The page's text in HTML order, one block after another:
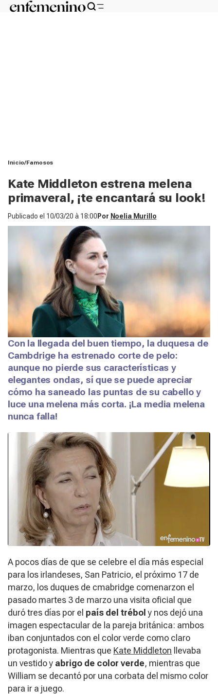
Inicio Famosos
Kate Middleton estrena melena
primaveral, ¡te encantará su look!
Publicado el 10/03/20 à 18:00 Por Noelia Murillo
Con la llegada del buen tiempo, la duquesa de
Cambdrige ha estrenado corte de pelo:
aunque no pierde sus características y
elegantes ondas, sí que se puede apreciar
cómo ha saneado las puntas de su cabello y
luce una melena más corta. ¡La media melena
nunca falla!
A pocos días de que se celebre el día más especial
para los irlandeses, San Patricio, el próximo 17 de
marzo, los duques de cmabridge comenarzon el
pasado martes 3 de marzo una visita oficial que
duró tres días por el país del tréboly nos dejó una
imagen espectacular de la pareja británica: ambos
iban conjuntados con el color verde como claro
protagonista. Mientras que Kate Middleton llevaba
un vestido y abrigo de color verde, mientras que
William se decantó por una corbata del mismo color
para ir a juego.